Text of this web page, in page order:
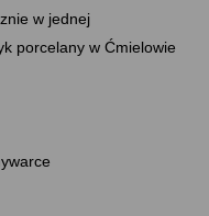
w jednej
porcelany w Ćmielowie